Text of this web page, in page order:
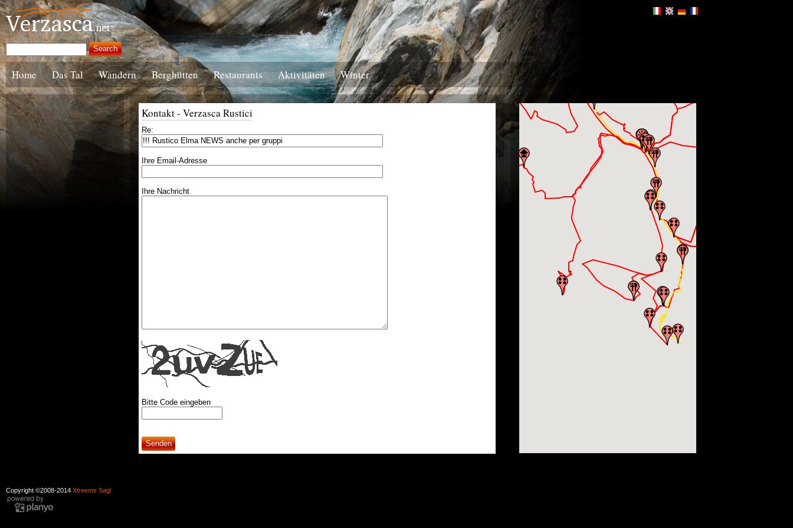
Home Das Tal Wandern Berghütten Restaurants Aktivitäten Winter
Kontakt - Verzasca Rustici
Re:
Ihre Email-Adresse
Ihre Nachricht
Bitte Code eingeben
Copyright ©2008-2014 Xtreeme Sagl